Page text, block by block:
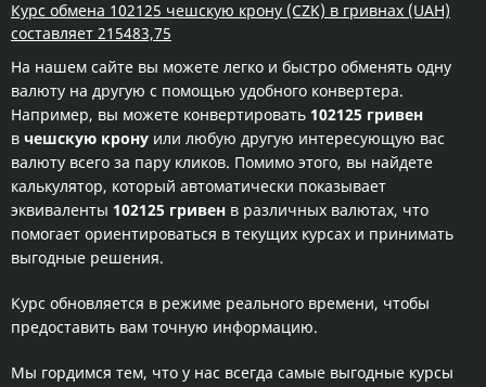
Курс обмена 102125 чешскую крону (CZK) в гривнах (UAH)
составляет 215483,75
На нашем сайте вы можете легко и быстро обменять одну
валюту на другую с помощью удобного конвертера.
Например, вы можете конвертировать 102125 гривен
в чешскую крону или любую другую интересующую вас
валюту всего за пару кликов. Помимо этого, вы найдете
калькулятор, который автоматически показывает
эквиваленты 102125 гривен в различных валютах, что
помогает ориентироваться в текущих курсах и принимать
выгодные решения.
Курс обновляется в режиме реального времени, чтобы
предоставить вам точную информацию.
Мы гордимся тем, что у нас всегда самые выгодные курсы